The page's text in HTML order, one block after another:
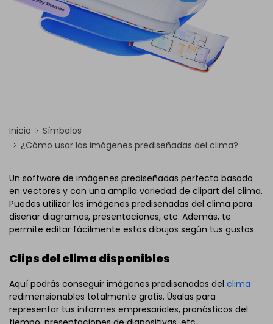
Inicio
Símbolos
¿Cómo usar las imágenes prediseñadas del clima?
Un software de imágenes prediseñadas perfecto basado
en vectores y con una amplia variedad de clipart del clima.
Puedes utilizar las imágenes prediseñadas del clima para
diseñar diagramas, presentaciones, etc. Además, te
permite editar fácilmente estos dibujos según tus gustos.
Clips del clima disponibles
Aquí podrás conseguir imágenes prediseñadas del clima
redimensionables totalmente gratis. Úsalas para
representar tus informes empresariales, pronósticos del